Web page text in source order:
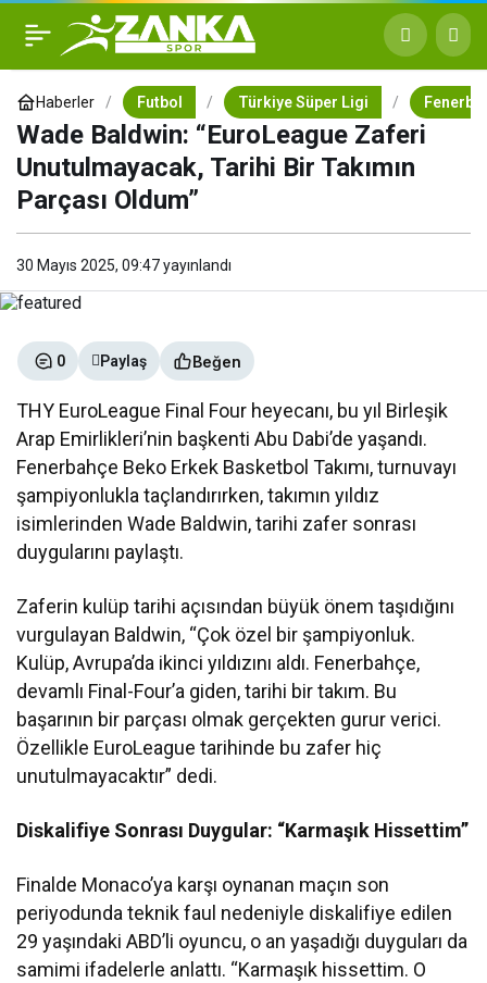
Haberler Futbol Türkiye Süper Ligi
Wade Baldwin: “EuroLeague Zaferi
Unutulmayacak, Tarihi Bir Takımın
Parçası Oldum”
30 Mayıs 2025, 09:47yayınlandı
0 Paylaş Beğen
THY EuroLeague Final Four heyecanı, bu yıl Birleşik
Arap Emirlikleri’nin başkenti Abu Dabi’de yaşandı.
Fenerbahçe Beko Erkek Basketbol Takımı, turnuvayı
şampiyonlukla taçlandırırken, takımın yıldız
isimlerinden Wade Baldwin, tarihi zafer sonrası
duygularını paylaştı.
Zaferin kulüp tarihi açısından büyük önem taşıdığını
vurgulayan Baldwin, “Çok özel bir şampiyonluk.
Kulüp, Avrupa’da ikinci yıldızını aldı. Fenerbahçe,
devamlı Final-Four’a giden, tarihi bir takım. Bu
başarının bir parçası olmak gerçekten gurur verici.
Özellikle EuroLeague tarihinde bu zafer hiç
unutulmayacaktır” dedi.
Diskalifiye Sonrası Duygular: “Karmaşık Hissettim”
Finalde Monaco’ya karşı oynanan maçın son
periyodunda teknik faul nedeniyle diskalifiye edilen
29 yaşındaki ABD’li oyuncu, o an yaşadığı duyguları da
samimi ifadelerle anlattı. “Karmaşık hissettim. O
Wade Baldwin:
“EuroLeague Zaferi
Unutulmayacak, Tarihi Bir
Takımın Parçası Oldum”